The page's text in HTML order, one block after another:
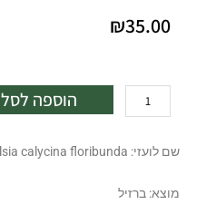
₪35.00
של
קטנת
10
הוספה לסל
שם לועזי: Brunfelsia calycina floribunda
מוצא: ברזיל